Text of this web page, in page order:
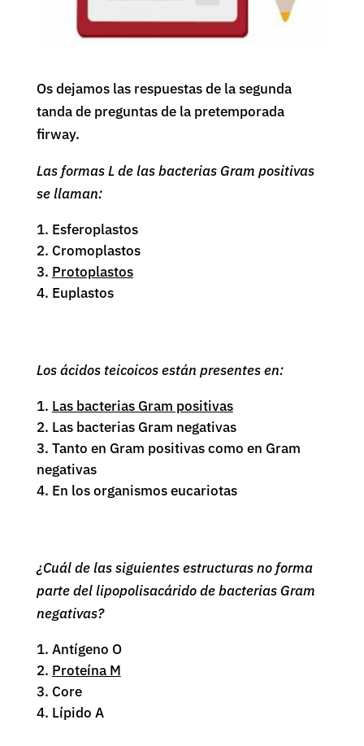
Os dejamos las respuestas de la segunda
tanda de preguntas de la pretemporada
firway.
Las formas L de las bacterias Gram positivas
se llaman:
Esferoplastos
Cromoplastos
Protoplastos
Euplastos
Los ácidos teicoicos están presentes en:
Las bacterias Gram positivas
Las bacterias Gram negativas
Tanto en Gram positivas como en Gram
negativas
En los organismos eucariotas
¿Cuál de las siguientes estructuras no forma
parte del lipopolisacárido de bacterias Gram
negativas?
Antígeno O
Proteína M
Core
Lípido A